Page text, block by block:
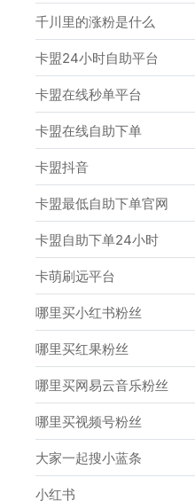
千川里的涨粉是什么
卡盟24小时自助平台
卡盟在线秒单平台
卡盟在线自助下单
卡盟抖音
卡盟最低自助下单官网
卡盟自助下单24小时
卡萌刷远平台
哪里买小红书粉丝
哪里买红果粉丝
哪里买网易云音乐粉丝
哪里买视频号粉丝
大家一起搜小蓝条
小红书